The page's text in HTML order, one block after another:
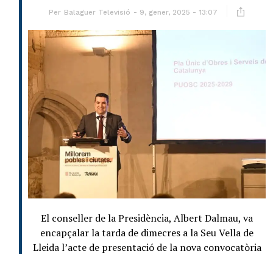
Per Balaguer Televisió 9, gener, 2025 - 13:07
El conseller de la Presidència, Albert Dalmau, va
encapçalar la tarda de dimecres a la Seu Vella de
Lleida l’acte de presentació de la nova convocatòria